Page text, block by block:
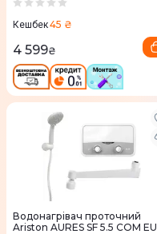
Кешбек45 ₴
4 599₴
Водонагрівач проточний
Ariston AURES SF 5.5 COM EU